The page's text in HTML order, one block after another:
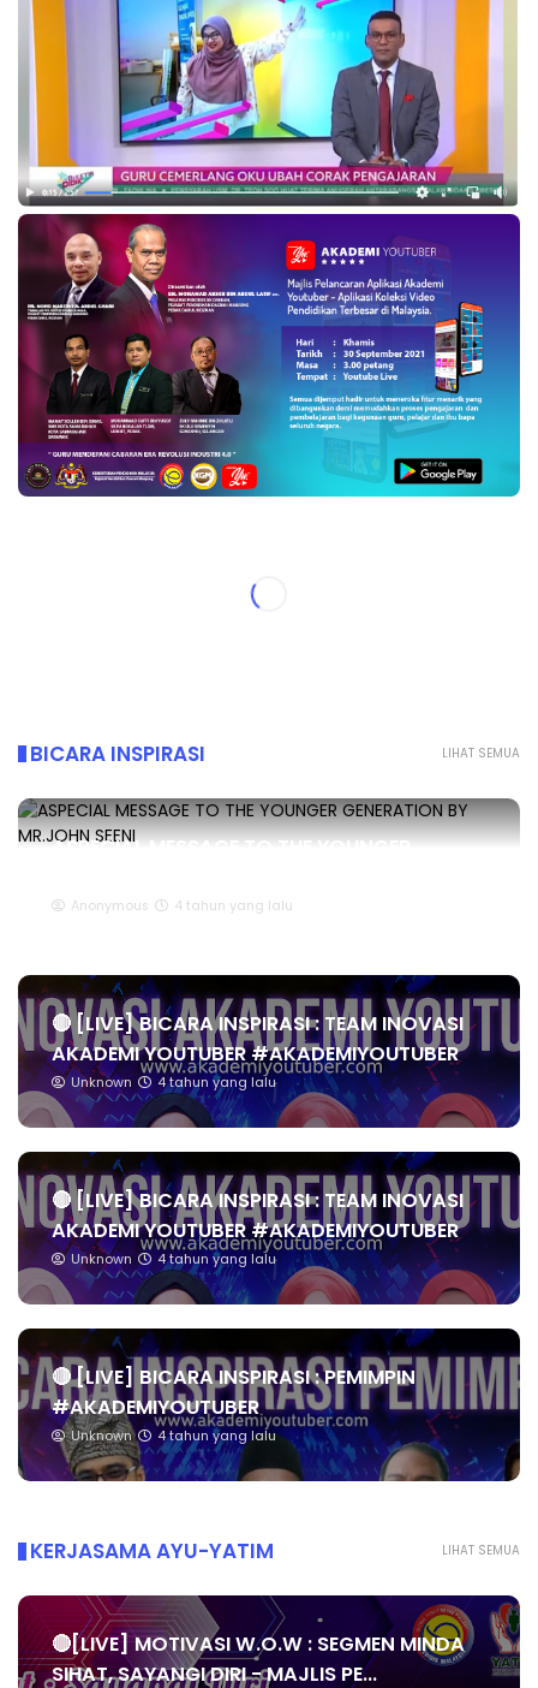
LIHAT SEMUA
BICARA INSPIRASI
ASPECIAL MESSAGE TO THE YOUNGER
Anonymous 4 tahun yang lalu
🔴 [LIVE] BICARA INSPIRASI : TEAM INOVASI
AKADEMI YOUTUBER #AKADEMIYOUTUBER
Unknown 4 tahun yang lalu
🔴 [LIVE] BICARA INSPIRASI : TEAM INOVASI
AKADEMI YOUTUBER #AKADEMIYOUTUBER
Unknown 4 tahun yang lalu
🔴 [LIVE] BICARA INSPIRASI : PEMIMPIN
#AKADEMIYOUTUBER
Unknown 4 tahun yang lalu
LIHAT SEMUA
KERJASAMA AYU-YATIM
🔴[LIVE] MOTIVASI W.O.W : SEGMEN MINDA
SIHAT, SAYANGI DIRI - MAJLIS PE...